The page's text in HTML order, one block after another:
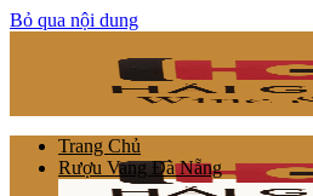
Bỏ qua nội dung
Trang Chủ
Rượu Vang Đà Nẵng